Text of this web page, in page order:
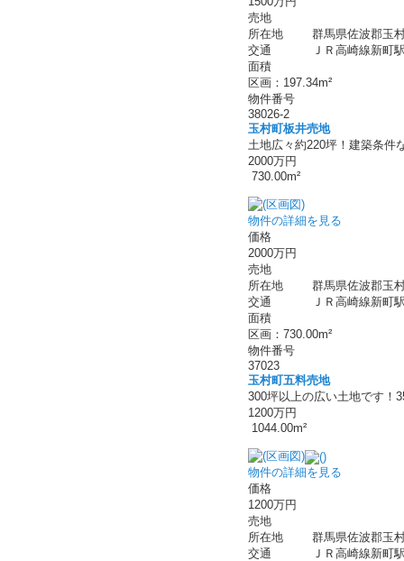
売地
所在地
群馬県佐波郡玉
交通
ＪＲ高崎線新町
面積
区画：197.34m²
物件番号
38026-2
玉村町板井売地
土地広々約220坪！建築条件
2000万円
730.00m²
物件の詳細を見る
価格
2000万円
売地
所在地
群馬県佐波郡玉
交通
ＪＲ高崎線新町
面積
区画：730.00m²
物件番号
37023
玉村町五料売地
300坪以上の広い土地です！
1200万円
1044.00m²
物件の詳細を見る
価格
1200万円
売地
所在地
群馬県佐波郡玉
交通
ＪＲ高崎線新町